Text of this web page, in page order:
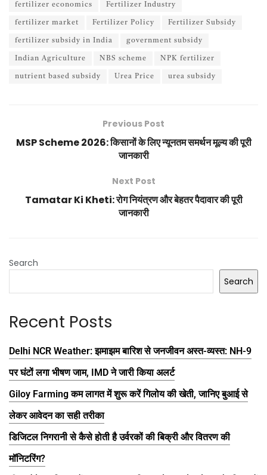
fertilizer economics Fertilizer Industry
fertilizer market Fertilizer Policy Fertilizer Subsidy
fertilizer subsidy in India government subsidy
Indian Agriculture NBS scheme NPK fertilizer
nutrient based subsidy Urea Price urea subsidy
Previous Post
MSP Scheme 2026: किसानों के लिए न्यूनतम समर्थन मूल्य की पूरी
जानकारी
Next Post
Tamatar Ki Kheti: रोग नियंत्रण और बेहतर पैदावार की पूरी
जानकारी
Search
Search
Recent Posts
Delhi NCR Weather: झमाझम बारिश से जनजीवन अस्त-व्यस्त: NH-9
पर घंटों लगा भीषण जाम, IMD ने जारी किया अलर्ट
Giloy Farming कम लागत में शुरू करें गिलोय की खेती, जानिए बुआई से
लेकर आवेदन का सही तरीका
डिजिटल निगरानी से कैसे होती है उर्वरकों की बिक्री और वितरण की
मॉनिटरिंग?